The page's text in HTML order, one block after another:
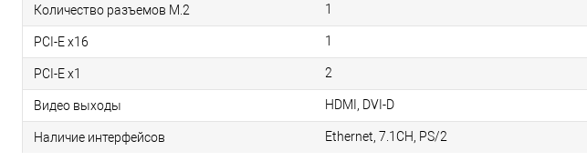
Количество разъемов M.2 1
PCI-E x16 1
PCI-E x1 2
Видео выходы HDMI, DVI-D
Наличие интерфейсов Ethernet, 7.1CH, PS/2